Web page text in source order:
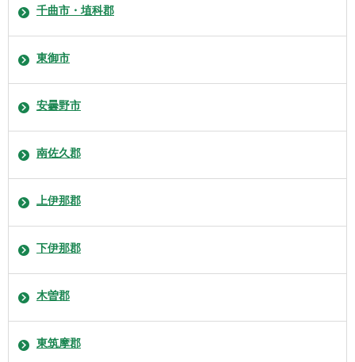
千曲市・埴科郡
東御市
安曇野市
南佐久郡
上伊那郡
下伊那郡
木曽郡
東筑摩郡